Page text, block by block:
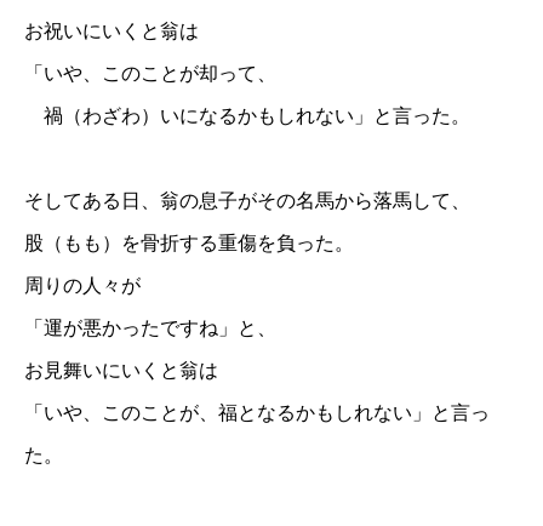
お祝いにいくと翁は
「いや、このことが却って、
禍（わざわ）いになるかもしれない」と言った。
そしてある日、翁の息子がその名馬から落馬して、
股（もも）を骨折する重傷を負った。
周りの人々が
「運が悪かったですね」と、
お見舞いにいくと翁は
「いや、このことが、福となるかもしれない」と言っ
た。